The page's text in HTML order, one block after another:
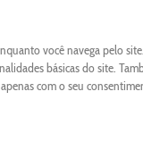
você navega pelo
básicas do site.
com o seu